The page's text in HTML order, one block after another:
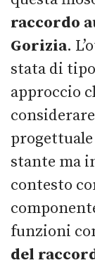
raccordo
Gorizia.
stata di
approccio
progettuale
stante ma
contesto
funzioni
del